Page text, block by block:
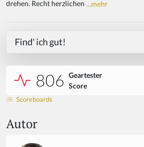
drehen. Recht herzlichen ...mehr
Find' ich gut!
806 Geartester
Score
Scoreboards
Autor